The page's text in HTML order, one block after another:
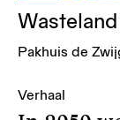
Wasteland
Pakhuis de
Verhaal